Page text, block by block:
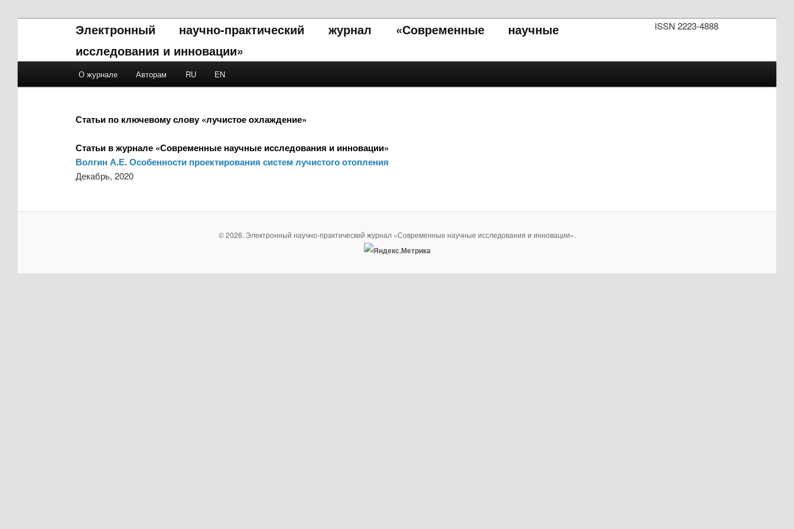
ISSN 2223-4888
Электронный научно-практический журнал «Современные научные
исследования и инновации»
Skip to primary content
Skip to secondary content
О журнале Авторам RU EN
Статьи по ключевому слову «лучистое охлаждение»
Статьи в журнале «Современные научные исследования и инновации»
Волгин А.Е. Особенности проектирования систем лучистого отопления
Декабрь, 2020
© 2026. Электронный научно-практический журнал «Современные научные исследования и инновации».